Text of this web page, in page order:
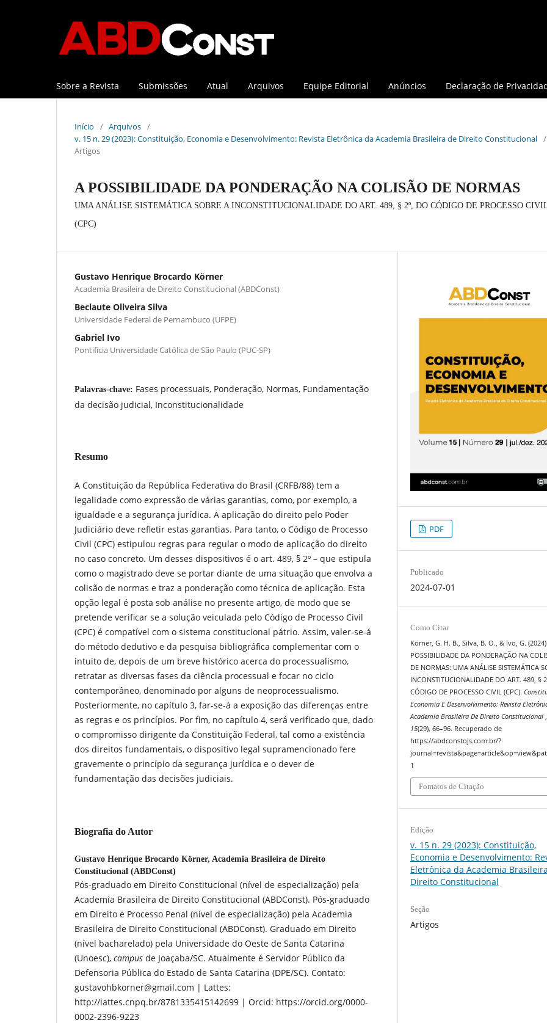
Sobre a Revista Submissões Atual Arquivos Equipe Editorial Anúncios Declaração de
Início / Arquivos /
v. 15 n. 29 (2023): Constituição, Economia e Desenvolvimento: Revista Eletrônica da Academia Brasileira de Direito Constitucional /
Artigos
A POSSIBILIDADE DA PONDERAÇÃO NA COLISÃO DE NORMAS
UMA ANÁLISE SISTEMÁTICA SOBRE A INCONSTITUCIONALIDADE DO ART. 489, § 2º, DO CÓDIGO DE PROCESSO
(CPC)
Gustavo Henrique Brocardo Körner
Academia Brasileira de Direito Constitucional (ABDConst)
Beclaute Oliveira Silva
Universidade Federal de Pernambuco (UFPE)
Gabriel Ivo
Pontifícia Universidade Católica de São Paulo (PUC-SP)
Palavras-chave: Fases processuais, Ponderação, Normas, Fundamentação
da decisão judicial, Inconstitucionalidade
Resumo
A Constituição da República Federativa do Brasil (CRFB/88) tem a
legalidade como expressão de várias garantias, como, por exemplo, a
igualdade e a segurança jurídica. A aplicação do direito pelo Poder
Judiciário deve refletir estas garantias. Para tanto, o Código de Processo
Civil (CPC) estipulou regras para regular o modo de aplicação do direito
no caso concreto. Um desses dispositivos é o art. 489, § 2º – que estipula
como o magistrado deve se portar diante de uma situação que envolva a
colisão de normas e traz a ponderação como técnica de aplicação. Esta
opção legal é posta sob análise no presente artigo, de modo que se
pretende verificar se a solução veiculada pelo Código de Processo Civil
(CPC) é compatível com o sistema constitucional pátrio. Assim, valer-se-á
do método dedutivo e da pesquisa bibliográfica complementar com o
intuito de, depois de um breve histórico acerca do processualismo,
retratar as diversas fases da ciência processual e focar no ciclo
contemporâneo, denominado por alguns de neoprocessualismo.
Posteriormente, no capítulo 3, far-se-á a exposição das diferenças entre
as regras e os princípios. Por fim, no capítulo 4, será verificado que, dado
o compromisso dirigente da Constituição Federal, tal como a existência
dos direitos fundamentais, o dispositivo legal supramencionado fere
gravemente o princípio da segurança jurídica e o dever de
fundamentação das decisões judiciais.
Biografia do Autor
Gustavo Henrique Brocardo Körner, Academia Brasileira de Direito
Constitucional (ABDConst)
Pós-graduado em Direito Constitucional (nível de especialização) pela
Academia Brasileira de Direito Constitucional (ABDConst). Pós-graduado
em Direito e Processo Penal (nível de especialização) pela Academia
Brasileira de Direito Constitucional (ABDConst). Graduado em Direito
(nível bacharelado) pela Universidade do Oeste de Santa Catarina
(Unoesc), campus de Joaçaba/SC. Atualmente é Servidor Público da
Defensoria Pública do Estado de Santa Catarina (DPE/SC). Contato:
gustavohbkorner@gmail.com | Lattes:
http://lattes.cnpq.br/8781335415142699 | Orcid: https://orcid.org/0000-
0002-2396-9223
PDF
Publicado
2024-07-01
Como Citar
Körner, G. H. B., Silva, B. O., & Ivo, G.
POSSIBILIDADE DA PONDERAÇÃO NA
DE NORMAS: UMA ANÁLISE SISTEMÁTICA
INCONSTITUCIONALIDADE DO ART. 489, §
CÓDIGO DE PROCESSO CIVIL (CPC).
Economia E Desenvolvimento: Revista
Academia Brasileira De Direito Constitucional
15(29), 66–96. Recuperado de
https://abdconstojs.com.br/?
1
Fomatos de Citação
Edição
v. 15 n. 29 (2023): Constituição,
Economia e Desenvolvimento:
Eletrônica da Academia
Direito Constitucional
Seção
Artigos